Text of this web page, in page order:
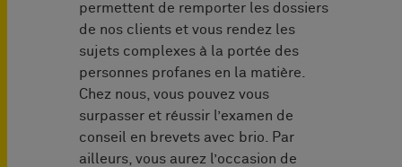
permettent de remporter les dossiers
de nos clients et vous rendez les
sujets complexes à la portée des
personnes profanes en la matière.
Chez nous, vous pouvez vous
surpasser et réussir l’examen de
conseil en brevets avec brio. Par
ailleurs, vous aurez l’occasion de